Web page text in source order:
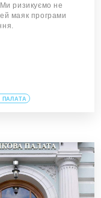
ризикуємо не
маяк програми
ПАЛАТА